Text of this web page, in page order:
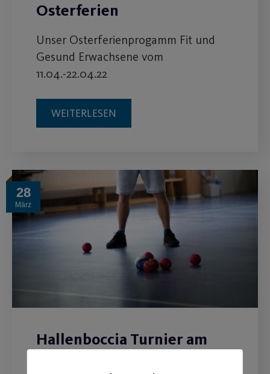
Osterferien
Unser Osterferienprogamm Fit und
Gesund Erwachsene vom
11.04.-22.04.22
WEITERLESEN
28
März
Hallenboccia Turnier am